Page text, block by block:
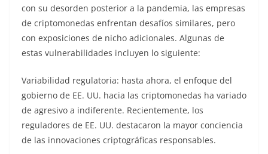
con su desorden posterior a la pandemia, las empresas
de criptomonedas enfrentan desafíos similares, pero
con exposiciones de nicho adicionales. Algunas de
estas vulnerabilidades incluyen lo siguiente:
Variabilidad regulatoria: hasta ahora, el enfoque del
gobierno de EE. UU. hacia las criptomonedas ha variado
de agresivo a indiferente. Recientemente, los
reguladores de EE. UU. destacaron la mayor conciencia
de las innovaciones criptográficas responsables.